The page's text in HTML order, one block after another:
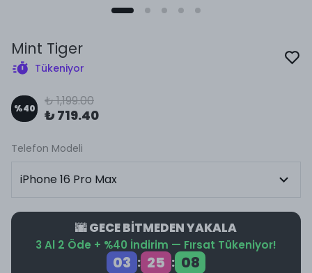
Mint Tiger
Tükeniyor
%40 ₺ 1,199.00
₺ 719.40
Telefon Modeli
🌆 GECE BİTMEDEN YAKALA
3 Al 2 Öde + %40 İndirim — Fırsat Tükeniyor!
03 : 25 : 08